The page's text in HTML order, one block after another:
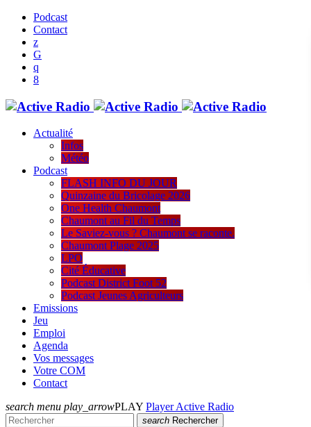
Podcast
Contact
Actualité
Infos
Météo
Podcast
FLASH INFO DU JOUR
Quinzaine du Bricolage 2026
One Health Chaumont
Chaumont au Fil du Temps
Le Saviez-vous ? Chaumont se raconte.
Chaumont Plage 2025
LPO
Cité Éducative
Podcast District Foot 52
Podcast Jeunes Agriculteurs
Emissions
Jeu
Emploi
Agenda
Vos messages
Votre COM
Contact
search menu play_arrowPLAY Player Active Radio
search Rechercher